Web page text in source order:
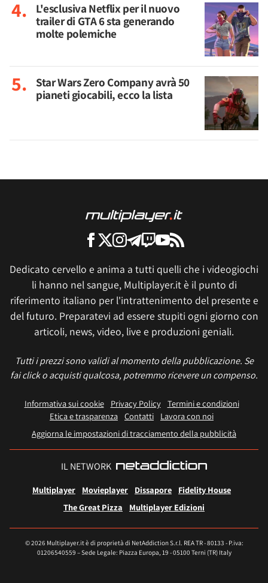
L'esclusiva Netflix per il nuovo
trailer di GTA 6 sta generando
molte polemiche
Star Wars Zero Company avrà 50
pianeti giocabili, ecco la lista
Dedicato cervello e anima a tutti quelli che i videogiochi
li hanno nel sangue, Multiplayer.it è il punto di
riferimento italiano per l'intrattenimento del presente e
del futuro. Preparatevi ad essere stupiti ogni giorno con
articoli, news, video, live e produzioni geniali.
Tutti i prezzi sono validi al momento della pubblicazione. Se
fai click o acquisti qualcosa, potremmo ricevere un compenso.
Informativa sui cookie Privacy Policy
Termini e condizioni
Etica e trasparenza Contatti
Lavora con noi
Aggiorna le impostazioni di tracciamento della pubblicità
IL NETWORK
Multiplayer Movieplayer Dissapore
Fidelity House
The Great Pizza
Multiplayer Edizioni
© 2026 Multiplayer.it è di proprietà di NetAddiction S.r.l. REA TR - 80133 - P.iva:
01206540559 – Sede Legale: Piazza Europa, 19 - 05100 Terni (TR) Italy